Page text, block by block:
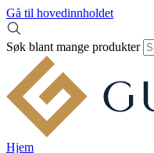
Gå til hovedinnholdet
Søk blant mange produkter
Hjem